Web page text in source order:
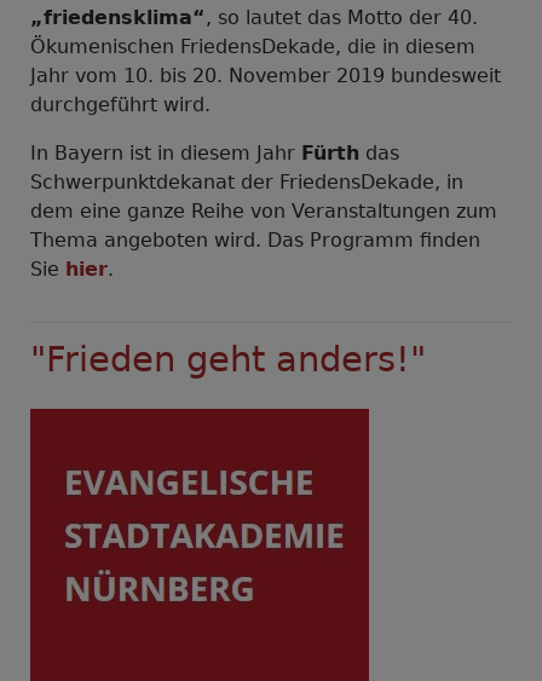
„friedensklima“ , so lautet das Motto der 40.
Ökumenischen FriedensDekade, die in diesem
Jahr vom 10. bis 20. November 2019 bundesweit
durchgeführt wird.
In Bayern ist in diesem Jahr Fürth das
Schwerpunktdekanat der FriedensDekade, in
dem eine ganze Reihe von Veranstaltungen zum
Thema angeboten wird. Das Programm finden
Sie hier.
"Frieden geht anders!"